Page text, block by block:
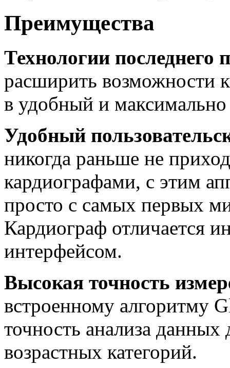
Преимущества
Технологии последнего
расширить возможности
в удобный и
Удобный
никогда раньше не
кардиографами, с этим
просто с самых первых
Кардиограф отличается
интерфейсом.
Высокая точность
встроенному алгоритму
точность анализа
возрастных категорий.